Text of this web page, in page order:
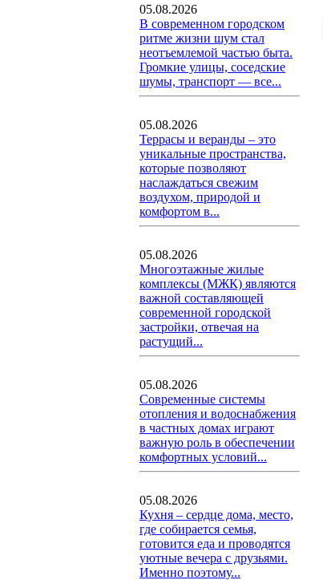
05.08.2026
В современном городском
ритме жизни шум стал
неотъемлемой частью быта.
Громкие улицы, соседские
шумы, транспорт — все...
05.08.2026
Террасы и веранды – это
уникальные пространства,
которые позволяют
наслаждаться свежим
воздухом, природой и
комфортом в...
05.08.2026
Многоэтажные жилые
комплексы (МЖК) являются
важной составляющей
современной городской
застройки, отвечая на
растущий...
05.08.2026
Современные системы
отопления и водоснабжения
в частных домах играют
важную роль в обеспечении
комфортных условий...
05.08.2026
Кухня – сердце дома, место,
где собирается семья,
готовится еда и проводятся
уютные вечера с друзьями.
Именно поэтому...